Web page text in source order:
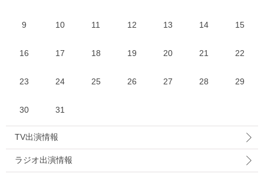
9 10 11 12 13 14 15
16 17 18 19 20 21 22
23 24 25 26 27 28 29
30 31
TV出演情報
ラジオ出演情報